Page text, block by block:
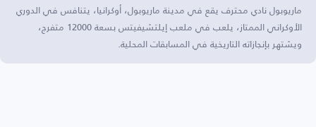
ماريوبول نادي محترف يقع في مدينة ماريوبول، أوكرانيا، يتنافس في الدوري
الأوكراني الممتاز، يلعب في ملعب إيلتشيفيتس بسعة 12000 متفرج،
ويشتهر بإنجازاته التاريخية في المسابقات المحلية.